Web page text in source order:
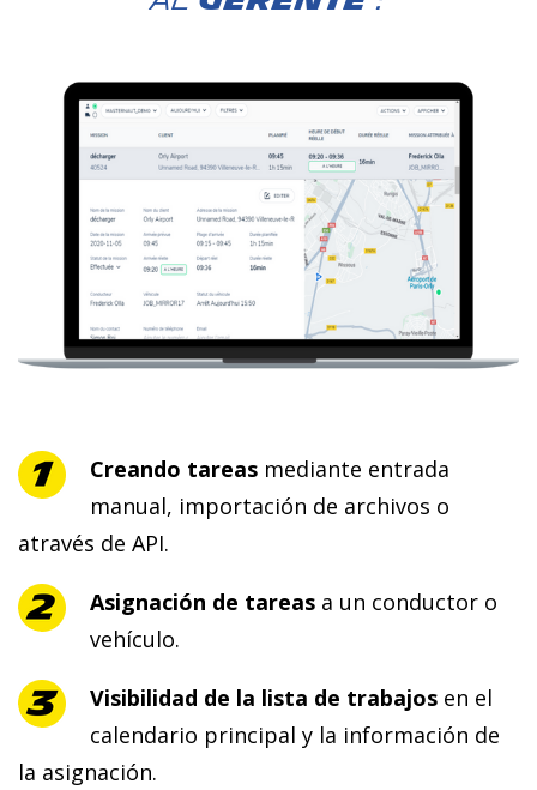
Creando tareas mediante entrada
manual, importación de archivos o
através de API.
Asignación de tareas a un conductor o
vehículo.
Visibilidad de la lista de trabajos en el
calendario principal y la información de
la asignación.